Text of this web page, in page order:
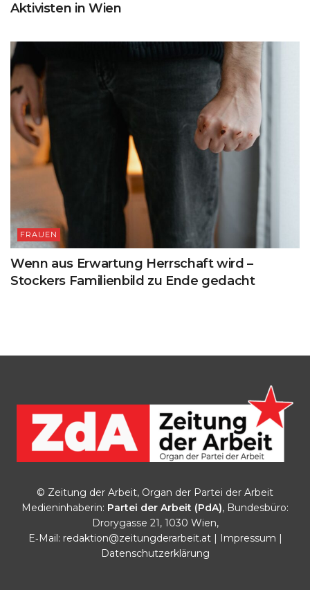
Aktivisten in Wien
FRAUEN
Wenn aus Erwartung Herrschaft wird –
Stockers Familienbild zu Ende gedacht
© Zeitung der Arbeit, Organ der Partei der Arbeit
Medieninhaberin: Partei der Arbeit (PdA), Bundesbüro:
Drorygasse 21, 1030 Wien,
E‑Mail: redaktion@zeitungderarbeit.at| Impressum |
Datenschutzerklärung